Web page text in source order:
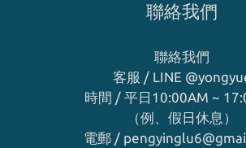
聯絡我們
聯絡我們
客服 / LINE
時間 / 平日10:00AM ~
（例、假日休息）
電郵 /